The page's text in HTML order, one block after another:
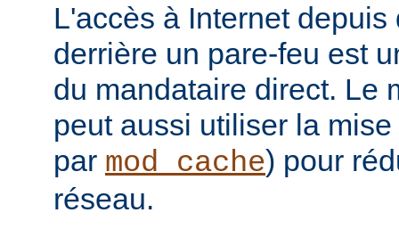
L'accès à Internet
derrière un pare-feu est
du mandataire direct. Le
peut aussi utiliser la
par mod_cache) pour
réseau.